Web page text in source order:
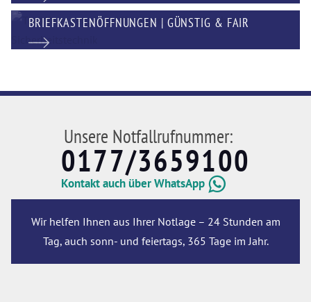
BRIEFKASTENÖFFNUNGEN | GÜNSTIG & FAIR
Unsere Notfallrufnummer:
0177/3659100
Kontakt auch über WhatsApp
Wir helfen Ihnen aus Ihrer Notlage – 24 Stunden am
Tag, auch sonn- und feiertags, 365 Tage im Jahr.